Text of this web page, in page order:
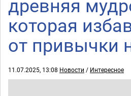
древняя
которая
от привычки
11.07.2025, 13:08 Новости / Интересное